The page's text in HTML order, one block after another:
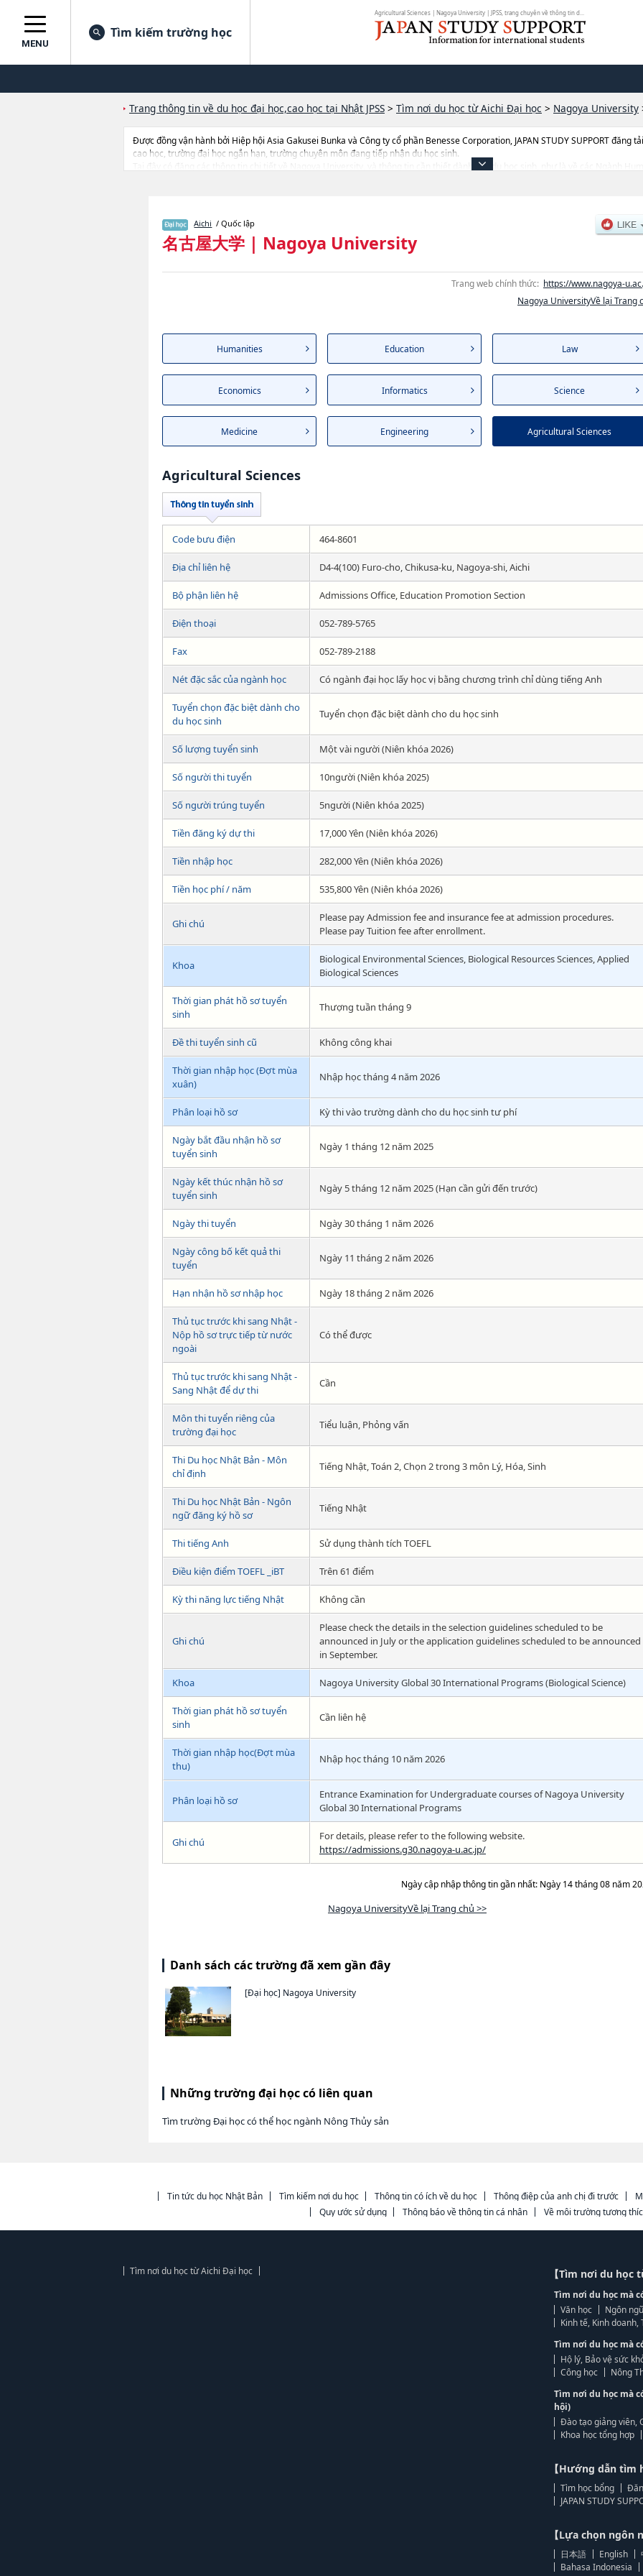
Agricultural Sciences | Nagoya University | JPSS, trang chuyên về thông tin d...
MENU
Tìm kiếm trường học
Trang thông tin về du học đại học,cao học tại Nhật JPSS > Tìm nơi du học từ Aichi Đại học > Nagoya University
Được đồng vận hành bởi Hiệp hội Asia Gakusei Bunka và Công ty cổ phần Benesse Corporation, JAPAN STUDY SUPPORT đăng
cao học, trường đại học ngắn hạn, trường chuyên môn đang tiếp nhận du học sinh.
Tại đây có đăng các thông tin chi tiết về Nagoya University, và thông tin cần thiết dành cho du học sinh, như là về các Ngành
Aichi / Quốc lập
名古屋大学 | Nagoya University
Trang web chính thức: https://www.nagoya-
Nagoya UniversityVề lại Trang
Humanities Education Law
Economics Informatics Science
Medicine Engineering Agricultural Sciences
Agricultural Sciences
Code bưu điện 464-8601
Địa chỉ liên hệ D4-4(100) Furo-cho, Chikusa-ku, Nagoya-shi, Aichi
Bộ phận liên hệ Admissions Office, Education Promotion Section
Điện thoại 052-789-5765
Fax 052-789-2188
Nét đặc sắc của ngành học Có ngành đại học lấy học vị bằng chương trình chỉ dùng tiếng Anh
Tuyển chọn đặc biệt dành cho
du học sinh
Tuyển chọn đặc biệt dành cho du học sinh
Số lượng tuyển sinh Một vài người (Niên khóa 2026)
Số người thi tuyển 10người (Niên khóa 2025)
Số người trúng tuyển 5người (Niên khóa 2025)
Tiền đăng ký dự thi 17,000 Yên (Niên khóa 2026)
Tiền nhập học 282,000 Yên (Niên khóa 2026)
Tiền học phí / năm 535,800 Yên (Niên khóa 2026)
Ghi chú
Please pay Admission fee and insurance fee at admission procedures.
Please pay Tuition fee after enrollment.
Khoa
Biological Environmental Sciences, Biological Resources Sciences, Applied
Biological Sciences
Thời gian phát hồ sơ tuyển
sinh
Thượng tuần tháng 9
Đề thi tuyển sinh cũ Không công khai
Thời gian nhập học (Đợt mùa
xuân)
Nhập học tháng 4 năm 2026
Phân loại hồ sơ Kỳ thi vào trường dành cho du học sinh tư phí
Ngày bắt đầu nhận hồ sơ
tuyển sinh
Ngày 1 tháng 12 năm 2025
Ngày kết thúc nhận hồ sơ
tuyển sinh
Ngày 5 tháng 12 năm 2025 (Hạn cần gửi đến trước)
Ngày thi tuyển Ngày 30 tháng 1 năm 2026
Ngày công bố kết quả thi
tuyển
Ngày 11 tháng 2 năm 2026
Hạn nhận hồ sơ nhập học Ngày 18 tháng 2 năm 2026
Thủ tục trước khi sang Nhật -
Nộp hồ sơ trực tiếp từ nước
ngoài
Có thể được
Thủ tục trước khi sang Nhật -
Sang Nhật để dự thi
Cần
Môn thi tuyển riêng của
trường đại học
Tiểu luận, Phỏng vấn
Thi Du học Nhật Bản - Môn
chỉ định
Tiếng Nhật, Toán 2, Chọn 2 trong 3 môn Lý, Hóa, Sinh
Thi Du học Nhật Bản - Ngôn
ngữ đăng ký hồ sơ
Tiếng Nhật
Thi tiếng Anh Sử dụng thành tích TOEFL
Điều kiện điểm TOEFL _iBT Trên 61 điểm
Kỳ thi năng lực tiếng Nhật Không cần
Ghi chú
Please check the details in the selection guidelines scheduled to be
announced in July or the application guidelines scheduled to be announced
in September.
Khoa Nagoya University Global 30 International Programs (Biological Science)
Thời gian phát hồ sơ tuyển
sinh
Cần liên hệ
Thời gian nhập học(Đợt mùa
thu)
Nhập học tháng 10 năm 2026
Phân loại hồ sơ
Entrance Examination for Undergraduate courses of Nagoya University
Global 30 International Programs
Ghi chú
For details, please refer to the following website.
https://admissions.g30.nagoya-u.ac.jp/
Ngày cập nhập thông tin gần nhất: Ngày 14 tháng 08 năm
Nagoya UniversityVề lại Trang chủ >>
Danh sách các trường đã xem gần đây
[Đại học] Nagoya University
Những trường đại học có liên quan
Tìm trường Đại học có thể học ngành Nông Thủy sản
Tin tức du học Nhật Bản Tìm kiếm nơi du học Thông tin có ích về du học Thông điệp của anh chị đi trước
Quy ước sử dụng
Thông báo về thông tin cá nhân Về môi trường tương
Tìm nơi du học từ Aichi Đại học 【Tìm nơi du học
Tìm nơi du học mà
Văn học
Ngôn
Kinh tế, Kinh
Tìm nơi du học mà
Hộ lý, Bảo vệ sức
Công học
Nông
Tìm nơi du học mà
hội)
Đào tạo giảng viên,
Khoa học tổng hợp
【Hướng dẫn tìm
Tìm học bổng
JAPAN STUDY
【Lựa chọn ngôn
日本語 English
Bahasa Indonesia